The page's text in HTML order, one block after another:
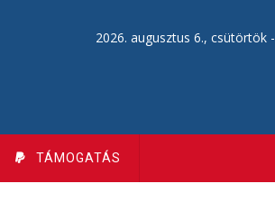
2026. augusztus 6., csütörtök -
TÁMOGATÁS